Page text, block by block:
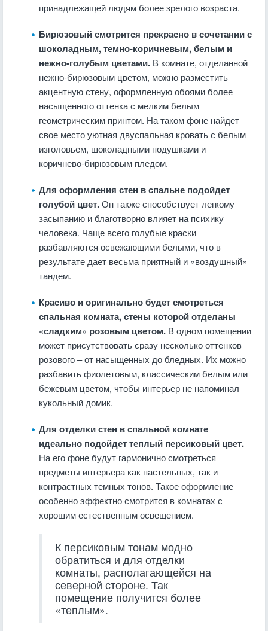
принадлежащей людям более зрелого возраста.
Бирюзовый смотрится прекрасно в сочетании с
шоколадным, темно-коричневым, белым и
нежно-голубым цветами. В комнате, отделанной
нежно-бирюзовым цветом, можно разместить
акцентную стену, оформленную обоями более
насыщенного оттенка с мелким белым
геометрическим принтом. На таком фоне найдет
свое место уютная двуспальная кровать с белым
изголовьем, шоколадными подушками и
коричнево-бирюзовым пледом.
Для оформления стен в спальне подойдет
голубой цвет.Он также способствует легкому
засыпанию и благотворно влияет на психику
человека. Чаще всего голубые краски
разбавляются освежающими белыми, что в
результате дает весьма приятный и «воздушный»
тандем.
Красиво и оригинально будет смотреться
спальная комната, стены которой отделаны
«сладким» розовым цветом. В одном помещении
может присутствовать сразу несколько оттенков
розового – от насыщенных до бледных. Их можно
разбавить фиолетовым, классическим белым или
бежевым цветом, чтобы интерьер не напоминал
кукольный домик.
Для отделки стен в спальной комнате
идеально подойдет теплый персиковый цвет.
На его фоне будут гармонично смотреться
предметы интерьера как пастельных, так и
контрастных темных тонов. Такое оформление
особенно эффектно смотрится в комнатах с
хорошим естественным освещением.
К персиковым тонам модно
обратиться и для отделки
комнаты, располагающейся на
северной стороне. Так
помещение получится более
«теплым».